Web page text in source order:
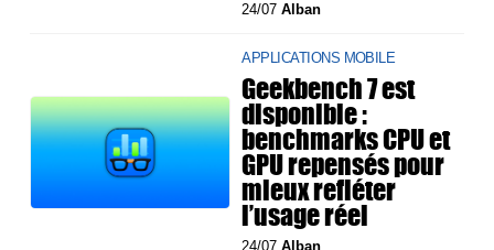
24/07Alban
APPLICATIONS MOBILE
Geekbench 7 est
disponible :
benchmarks CPU et
GPU repensés pour
mieux refléter
l’usage réel
24/07Alban